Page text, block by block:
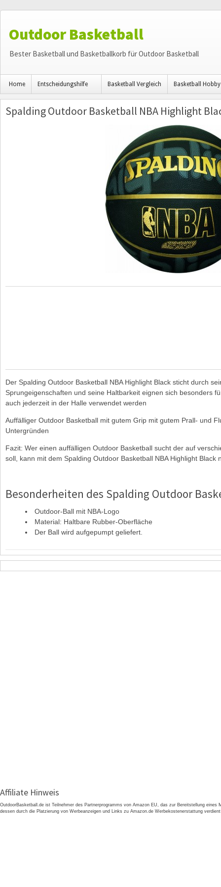
Outdoor Basketball
Bester Basketball und Basketballkorb für Outdoor Basketball
Home Entscheidungshilfe Basketball Vergleich Basketball Hobby
Spalding Outdoor Basketball NBA Highlight
Der Spalding Outdoor Basketball NBA Highlight Black sticht durch
Sprungeigenschaften und seine Haltbarkeit eignen sich besonders
auch jederzeit in der Halle verwendet werden
Auffälliger Outdoor Basketball mit gutem Grip mit gutem Prall- und
Untergründen
Fazit: Wer einen auffälligen Outdoor Basketball sucht der auf
soll, kann mit dem Spalding Outdoor Basketball NBA Highlight Black
Besonderheiten des Spalding Outdoor
Outdoor-Ball mit NBA-Logo
Material: Haltbare Rubber-Oberfläche
Der Ball wird aufgepumpt geliefert.
Affiliate Hinweis
OutdoorBasketball.de ist Teilnehmer des Partnerprogramms von Amazon EU, das zur Bereitstellung
dessen durch die Platzierung von Werbeanzeigen und Links zu Amazon.de Werbekostenerstattung